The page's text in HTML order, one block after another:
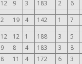
12 9 3 183 2 6
2 19 4 142 1 7
12 12 1 188 3 5
9 8 4 183 3 8
8 11 4 172 6 3